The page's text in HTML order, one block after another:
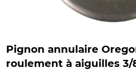
Pignon annulaire
roulement à aiguilles 3/